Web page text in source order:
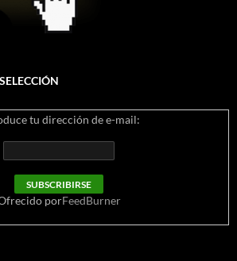
tu dirección de e-mail:
porFeedBurner